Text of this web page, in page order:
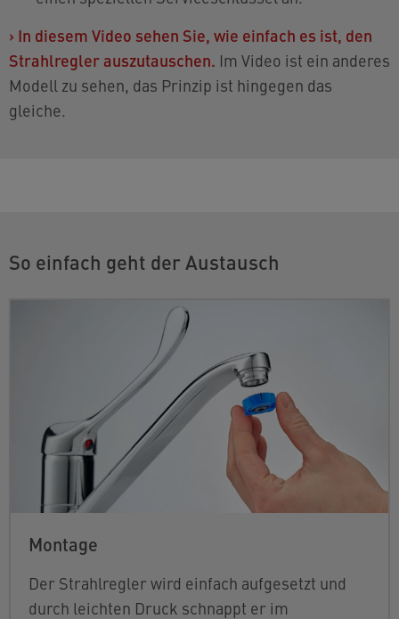
› In diesem Video sehen Sie, wie einfach es ist, den
Strahlregler auszutauschen. Im Video ist ein anderes
Modell zu sehen, das Prinzip ist hingegen das
gleiche.
So einfach geht der Austausch
Montage
Der Strahlregler wird einfach aufgesetzt und
durch leichten Druck schnappt er im